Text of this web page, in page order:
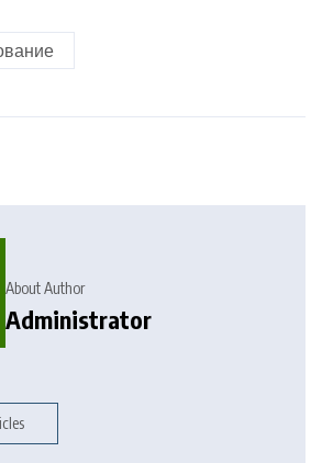
About Author
Administrator